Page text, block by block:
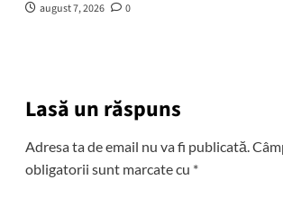
august 7, 2026 0
Lasă un răspuns
Adresa ta de email nu va fi publicată.
obligatorii sunt marcate cu *